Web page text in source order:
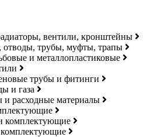
вентили, кронштейны
отводы, трубы, муфты, трапы
и металлопластиковые
трубы и фитинги
и газа
расходные материалы
комплектующие